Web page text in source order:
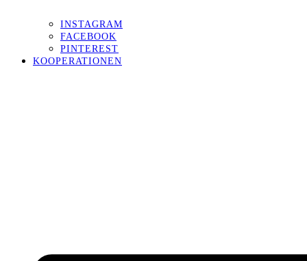
INSTAGRAM
FACEBOOK
PINTEREST
KOOPERATIONEN